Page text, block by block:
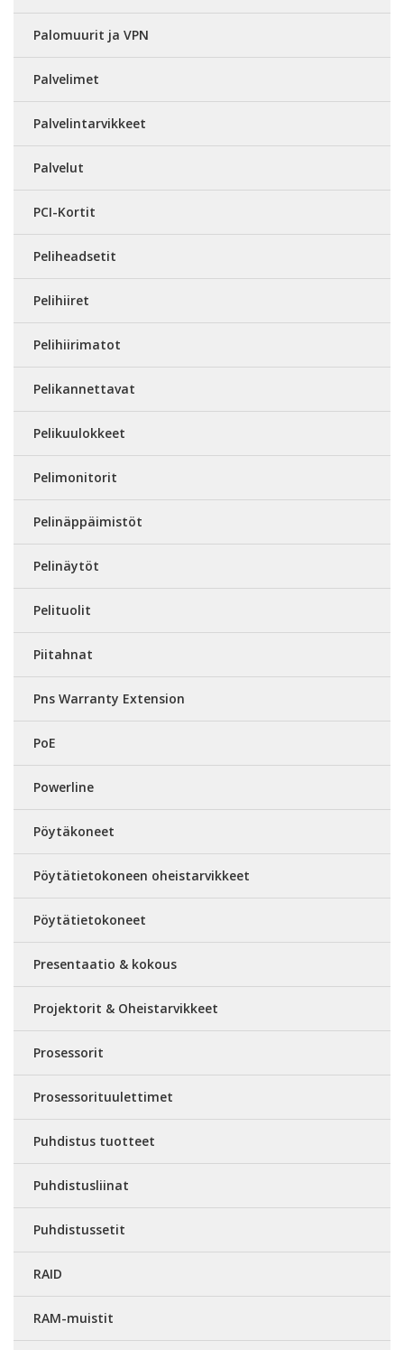
Palomuurit ja VPN
Palvelimet
Palvelintarvikkeet
Palvelut
PCI-Kortit
Peliheadsetit
Pelihiiret
Pelihiirimatot
Pelikannettavat
Pelikuulokkeet
Pelimonitorit
Pelinäppäimistöt
Pelinäytöt
Pelituolit
Piitahnat
Pns Warranty Extension
PoE
Powerline
Pöytäkoneet
Pöytätietokoneen oheistarvikkeet
Pöytätietokoneet
Presentaatio & kokous
Projektorit & Oheistarvikkeet
Prosessorit
Prosessorituulettimet
Puhdistus tuotteet
Puhdistusliinat
Puhdistussetit
RAID
RAM-muistit